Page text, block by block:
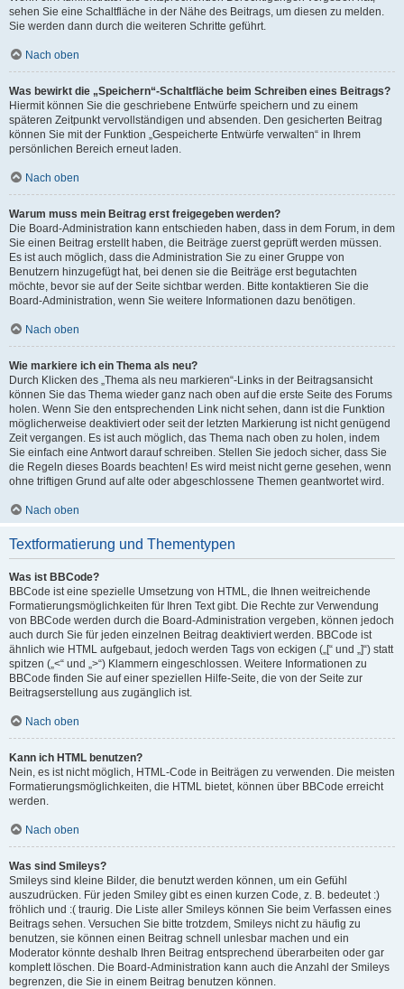
sehen Sie eine Schaltfläche in der Nähe des Beitrags, um diesen zu melden.
Sie werden dann durch die weiteren Schritte geführt.
Nach oben
Was bewirkt die „Speichern“-Schaltfläche beim Schreiben eines Beitrags?
Hiermit können Sie die geschriebene Entwürfe speichern und zu einem
späteren Zeitpunkt vervollständigen und absenden. Den gesicherten Beitrag
können Sie mit der Funktion „Gespeicherte Entwürfe verwalten“ in Ihrem
persönlichen Bereich erneut laden.
Nach oben
Warum muss mein Beitrag erst freigegeben werden?
Die Board-Administration kann entschieden haben, dass in dem Forum, in dem
Sie einen Beitrag erstellt haben, die Beiträge zuerst geprüft werden müssen.
Es ist auch möglich, dass die Administration Sie zu einer Gruppe von
Benutzern hinzugefügt hat, bei denen sie die Beiträge erst begutachten
möchte, bevor sie auf der Seite sichtbar werden. Bitte kontaktieren Sie die
Board-Administration, wenn Sie weitere Informationen dazu benötigen.
Nach oben
Wie markiere ich ein Thema als neu?
Durch Klicken des „Thema als neu markieren“-Links in der Beitragsansicht
können Sie das Thema wieder ganz nach oben auf die erste Seite des Forums
holen. Wenn Sie den entsprechenden Link nicht sehen, dann ist die Funktion
möglicherweise deaktiviert oder seit der letzten Markierung ist nicht genügend
Zeit vergangen. Es ist auch möglich, das Thema nach oben zu holen, indem
Sie einfach eine Antwort darauf schreiben. Stellen Sie jedoch sicher, dass Sie
die Regeln dieses Boards beachten! Es wird meist nicht gerne gesehen, wenn
ohne triftigen Grund auf alte oder abgeschlossene Themen geantwortet wird.
Nach oben
Textformatierung und Thementypen
Was ist BBCode?
BBCode ist eine spezielle Umsetzung von HTML, die Ihnen weitreichende
Formatierungsmöglichkeiten für Ihren Text gibt. Die Rechte zur Verwendung
von BBCode werden durch die Board-Administration vergeben, können jedoch
auch durch Sie für jeden einzelnen Beitrag deaktiviert werden. BBCode ist
ähnlich wie HTML aufgebaut, jedoch werden Tags von eckigen („[“ und „]“) statt
spitzen („<“ und „>“) Klammern eingeschlossen. Weitere Informationen zu
BBCode finden Sie auf einer speziellen Hilfe-Seite, die von der Seite zur
Beitragserstellung aus zugänglich ist.
Nach oben
Kann ich HTML benutzen?
Nein, es ist nicht möglich, HTML-Code in Beiträgen zu verwenden. Die meisten
Formatierungsmöglichkeiten, die HTML bietet, können über BBCode erreicht
werden.
Nach oben
Was sind Smileys?
Smileys sind kleine Bilder, die benutzt werden können, um ein Gefühl
auszudrücken. Für jeden Smiley gibt es einen kurzen Code, z. B. bedeutet :)
fröhlich und :( traurig. Die Liste aller Smileys können Sie beim Verfassen eines
Beitrags sehen. Versuchen Sie bitte trotzdem, Smileys nicht zu häufig zu
benutzen, sie können einen Beitrag schnell unlesbar machen und ein
Moderator könnte deshalb Ihren Beitrag entsprechend überarbeiten oder gar
komplett löschen. Die Board-Administration kann auch die Anzahl der Smileys
begrenzen, die Sie in einem Beitrag benutzen können.